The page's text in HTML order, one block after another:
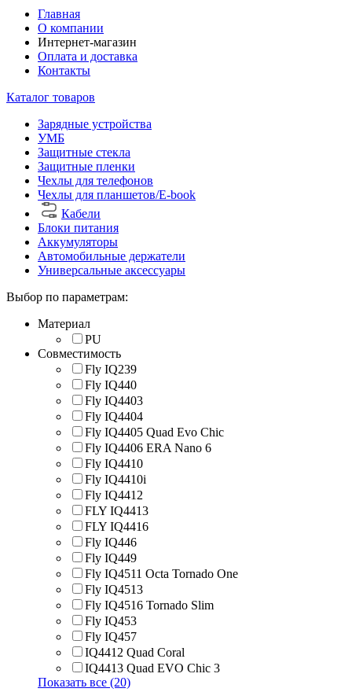
Главная
О компании
Интернет-магазин
Оплата и доставка
Контакты
Каталог товаров
Зарядные устройства
УМБ
Защитные стекла
Защитные пленки
Чехлы для телефонов
Чехлы для планшетов/E-book
Кабели
Блоки питания
Аккумуляторы
Автомобильные держатели
Универсальные аксессуары
Выбор по параметрам:
Материал
PU
Совместимость
Fly IQ239
Fly IQ440
Fly IQ4403
Fly IQ4404
Fly IQ4405 Quad Evo Chic
Fly IQ4406 ERA Nano 6
Fly IQ4410
Fly IQ4410i
Fly IQ4412
FLY IQ4413
FLY IQ4416
Fly IQ446
Fly IQ449
Fly IQ4511 Octa Tornado One
Fly IQ4513
Fly IQ4516 Tornado Slim
Fly IQ453
Fly IQ457
IQ4412 Quad Coral
IQ4413 Quad EVO Chic 3
Показать все (20)